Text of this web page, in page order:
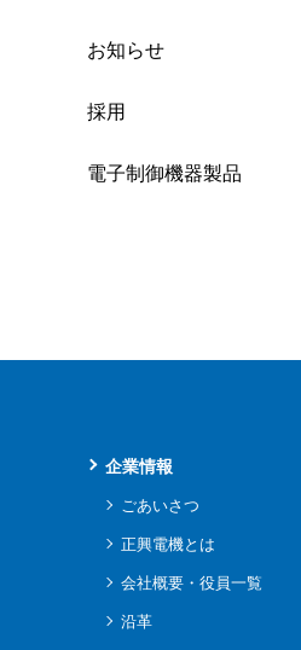
お知らせ
採用
電子制御機器製品
企業情報
ごあいさつ
正興電機とは
会社概要・役員一覧
沿革